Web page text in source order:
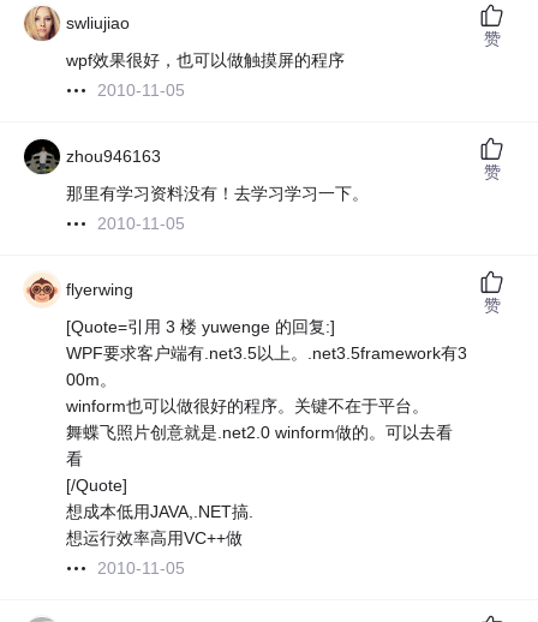
swliujiao
wpf效果很好，也可以做触摸屏的程序
2010-11-05
赞
zhou946163
那里有学习资料没有！去学习学习一下。
2010-11-05
赞
flyerwing
[Quote=引用 3 楼 yuwenge 的回复:]
WPF要求客户端有.net3.5以上。.net3.5framework有3
00m。
winform也可以做很好的程序。关键不在于平台。
舞蝶飞照片创意就是.net2.0 winform做的。可以去看
看
[/Quote]
想成本低用JAVA,.NET搞.
想运行效率高用VC++做
2010-11-05
赞